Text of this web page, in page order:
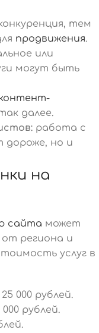
тем
продвижения.
или
могут быть
далее.
работа с
но и
на
сайта может
региона и
услуг в
000 рублей.
рублей.